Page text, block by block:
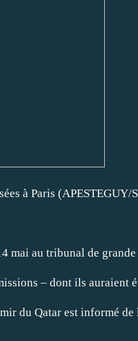
à Paris (APESTEGUY/
mai au tribunal de
– dont ils auraient
du Qatar est informé